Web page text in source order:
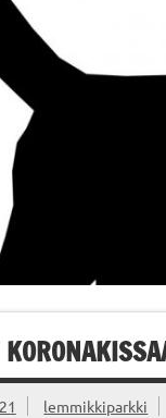
lemmikkiparkki